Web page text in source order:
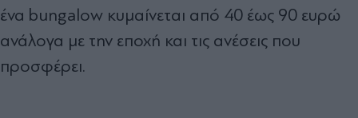
ένα bungalow κυμαίνεται από 40 έως 90 ευρώ
ανάλογα με την εποχή και τις ανέσεις που
προσφέρει.